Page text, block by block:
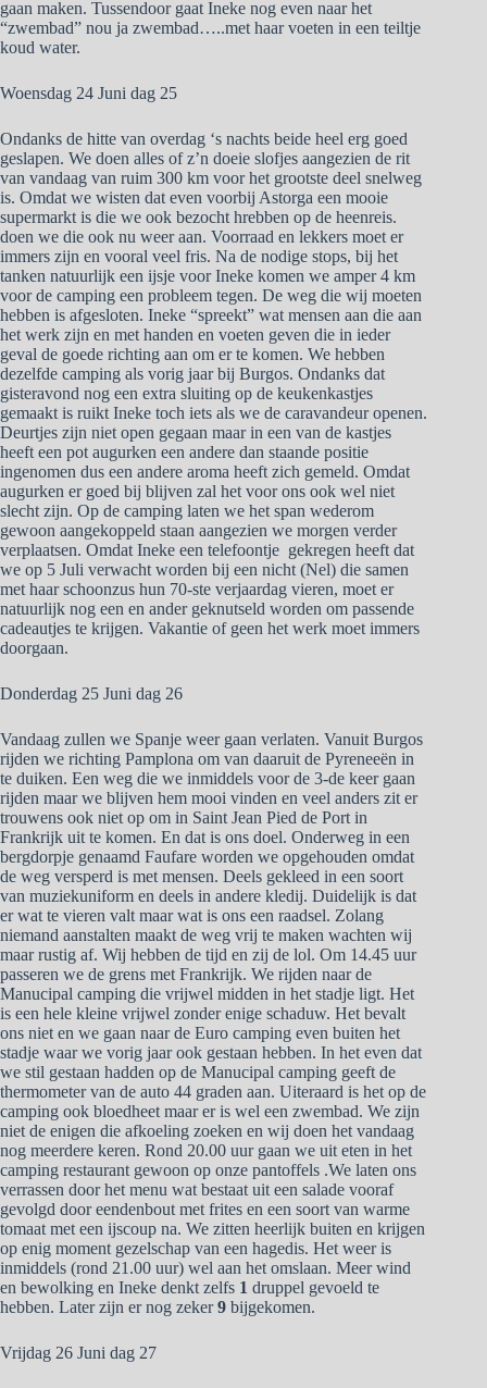
gaan maken. Tussendoor gaat Ineke nog even naar het
“zwembad” nou ja zwembad…..met haar voeten in een teiltje
koud water.
Woensdag 24 Juni dag 25
Ondanks de hitte van overdag ‘s nachts beide heel erg goed
geslapen. We doen alles of z’n doeie slofjes aangezien de rit
van vandaag van ruim 300 km voor het grootste deel snelweg
is. Omdat we wisten dat even voorbij Astorga een mooie
supermarkt is die we ook bezocht hrebben op de heenreis.
doen we die ook nu weer aan. Voorraad en lekkers moet er
immers zijn en vooral veel fris. Na de nodige stops, bij het
tanken natuurlijk een ijsje voor Ineke komen we amper 4 km
voor de camping een probleem tegen. De weg die wij moeten
hebben is afgesloten. Ineke “spreekt” wat mensen aan die aan
het werk zijn en met handen en voeten geven die in ieder
geval de goede richting aan om er te komen. We hebben
dezelfde camping als vorig jaar bij Burgos. Ondanks dat
gisteravond nog een extra sluiting op de keukenkastjes
gemaakt is ruikt Ineke toch iets als we de caravandeur openen.
Deurtjes zijn niet open gegaan maar in een van de kastjes
heeft een pot augurken een andere dan staande positie
ingenomen dus een andere aroma heeft zich gemeld. Omdat
augurken er goed bij blijven zal het voor ons ook wel niet
slecht zijn. Op de camping laten we het span wederom
gewoon aangekoppeld staan aangezien we morgen verder
verplaatsen. Omdat Ineke een telefoontje gekregen heeft dat
we op 5 Juli verwacht worden bij een nicht (Nel) die samen
met haar schoonzus hun 70-ste verjaardag vieren, moet er
natuurlijk nog een en ander geknutseld worden om passende
cadeautjes te krijgen. Vakantie of geen het werk moet immers
doorgaan.
Donderdag 25 Juni dag 26
Vandaag zullen we Spanje weer gaan verlaten. Vanuit Burgos
rijden we richting Pamplona om van daaruit de Pyreneeën in
te duiken. Een weg die we inmiddels voor de 3-de keer gaan
rijden maar we blijven hem mooi vinden en veel anders zit er
trouwens ook niet op om in Saint Jean Pied de Port in
Frankrijk uit te komen. En dat is ons doel. Onderweg in een
bergdorpje genaamd Faufare worden we opgehouden omdat
de weg versperd is met mensen. Deels gekleed in een soort
van muziekuniform en deels in andere kledij. Duidelijk is dat
er wat te vieren valt maar wat is ons een raadsel. Zolang
niemand aanstalten maakt de weg vrij te maken wachten wij
maar rustig af. Wij hebben de tijd en zij de lol. Om 14.45 uur
passeren we de grens met Frankrijk. We rijden naar de
Manucipal camping die vrijwel midden in het stadje ligt. Het
is een hele kleine vrijwel zonder enige schaduw. Het bevalt
ons niet en we gaan naar de Euro camping even buiten het
stadje waar we vorig jaar ook gestaan hebben. In het even dat
we stil gestaan hadden op de Manucipal camping geeft de
thermometer van de auto 44 graden aan. Uiteraard is het op de
camping ook bloedheet maar er is wel een zwembad. We zijn
niet de enigen die afkoeling zoeken en wij doen het vandaag
nog meerdere keren. Rond 20.00 uur gaan we uit eten in het
camping restaurant gewoon op onze pantoffels .We laten ons
verrassen door het menu wat bestaat uit een salade vooraf
gevolgd door eendenbout met frites en een soort van warme
tomaat met een ijscoup na. We zitten heerlijk buiten en krijgen
op enig moment gezelschap van een hagedis. Het weer is
inmiddels (rond 21.00 uur) wel aan het omslaan. Meer wind
en bewolking en Ineke denkt zelfs 1 druppel gevoeld te
hebben. Later zijn er nog zeker9 bijgekomen.
Vrijdag 26 Juni dag 27